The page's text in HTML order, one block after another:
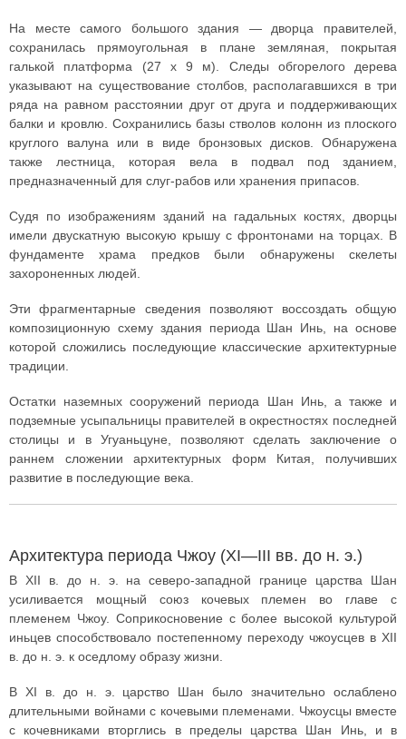
На месте самого большого здания — дворца правителей,
сохранилась прямоугольная в плане земляная, покрытая
галькой платформа (27 x 9 м). Следы обгорелого дерева
указывают на существование столбов, располагавшихся в три
ряда на равном расстоянии друг от друга и поддерживающих
балки и кровлю. Сохранились базы стволов колонн из плоского
круглого валуна или в виде бронзовых дисков. Обнаружена
также лестница, которая вела в подвал под зданием,
предназначенный для слуг-рабов или хранения припасов.
Судя по изображениям зданий на гадальных костях, дворцы
имели двускатную высокую крышу с фронтонами на торцах. В
фундаменте храма предков были обнаружены скелеты
захороненных людей.
Эти фрагментарные сведения позволяют воссоздать общую
композиционную схему здания периода Шан Инь, на основе
которой сложились последующие классические архитектурные
традиции.
Остатки наземных сооружений периода Шан Инь, а также и
подземные усыпальницы правителей в окрестностях последней
столицы и в Угуаньцуне, позволяют сделать заключение о
раннем сложении архитектурных форм Китая, получивших
развитие в последующие века.
Архитектура периода Чжоу (XI—III вв. до н. э.)
В XII в. до н. э. на северо-западной границе царства Шан
усиливается мощный союз кочевых племен во главе с
племенем Чжоу. Соприкосновение с более высокой культурой
иньцев способствовало постепенному переходу чжоусцев в XII
в. до н. э. к оседлому образу жизни.
В XI в. до н. э. царство Шан было значительно ослаблено
длительными войнами с кочевыми племенами. Чжоусцы вместе
с кочевниками вторглись в пределы царства Шан Инь, и в